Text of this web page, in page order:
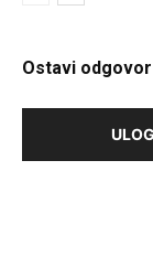
Ostavi odgovor